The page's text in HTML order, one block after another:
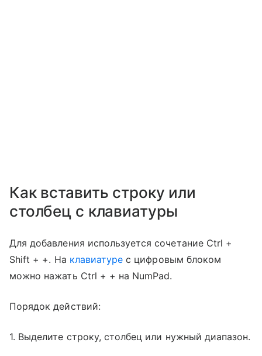
Как вставить строку или
столбец с клавиатуры
Для добавления используется сочетание Ctrl +
Shift + +. На клавиатуре с цифровым блоком
можно нажать Ctrl + + на NumPad.
Порядок действий:
1. Выделите строку, столбец или нужный диапазон.